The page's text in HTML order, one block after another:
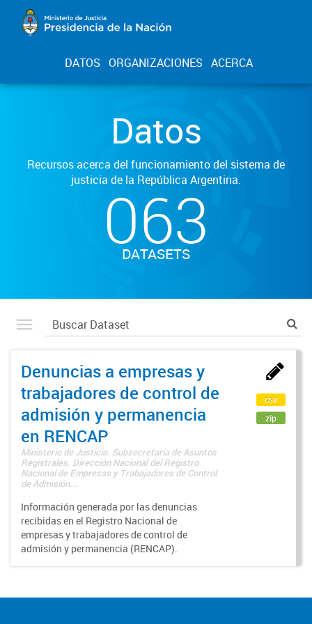
DATOS ORGANIZACIONES ACERCA
Datos
Recursos acerca del funcionamiento del sistema de
justicia de la República Argentina.
063
DATASETS
Denuncias a empresas y
trabajadores de control de
admisión y permanencia
en RENCAP
Ministerio de Justicia. Subsecretaría de Asuntos
Registrales. Dirección Nacional del Registro
Nacional de Empresas y Trabajadores de Control
de Admisión...
Información generada por las denuncias
recibidas en el Registro Nacional de
empresas y trabajadores de control de
admisión y permanencia (RENCAP).
csv
zip